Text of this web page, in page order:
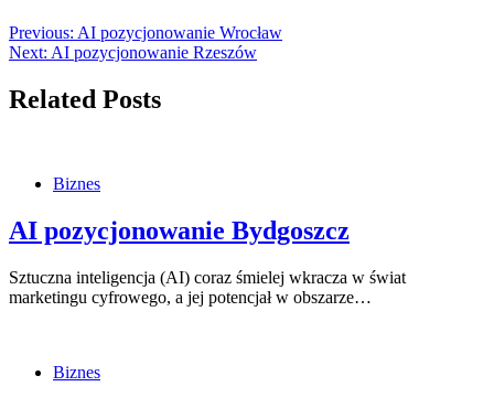
Previous: AI pozycjonowanie Wrocław
Next: AI pozycjonowanie Rzeszów
Related Posts
Biznes
AI pozycjonowanie Bydgoszcz
Sztuczna inteligencja (AI) coraz śmielej wkracza w świat
marketingu cyfrowego, a jej potencjał w obszarze…
Biznes